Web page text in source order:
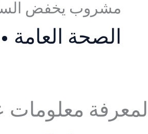
مشروب يخفض
الصحة العامة
لمعرفة معلومات